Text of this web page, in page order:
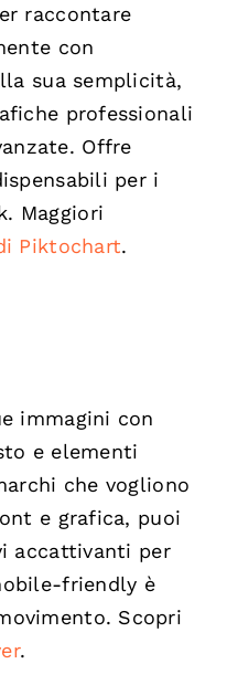
raccontare
con
sua semplicità,
professionali
Offre
per i
Maggiori
Piktochart.
immagini con
e elementi
che vogliono
e grafica, puoi
accattivanti per
friendly è
Scopri
.